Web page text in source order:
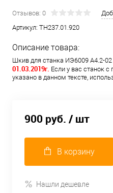
Отзывов: 0
Артикул: ТН237.01.920
Описание товара:
Шкив для станка ИЭ6009 А4.2-02
01.03.2019г. Если у вас станок
указано в данном тексте,
900 руб. / шт
В корзину
Нашли дешевле